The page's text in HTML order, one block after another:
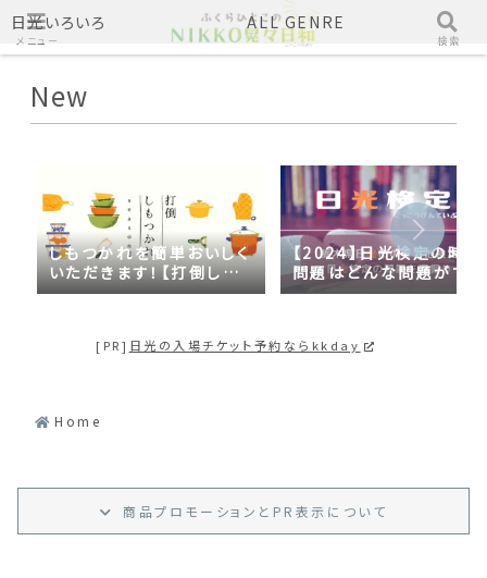
日光いろいろ ALL GENRE
New
しもつかれを簡単おいしく
いただきます！【打倒しも
つかれｓｅａｓｏｎ２】
【2024】日光検定の時事
問題はどんな問題がでる
の？2023年の時事問題
[PR] 日光の入場チケット予約ならkkday
Home
商品プロモーション と PR 表示 について
メニュー 検索